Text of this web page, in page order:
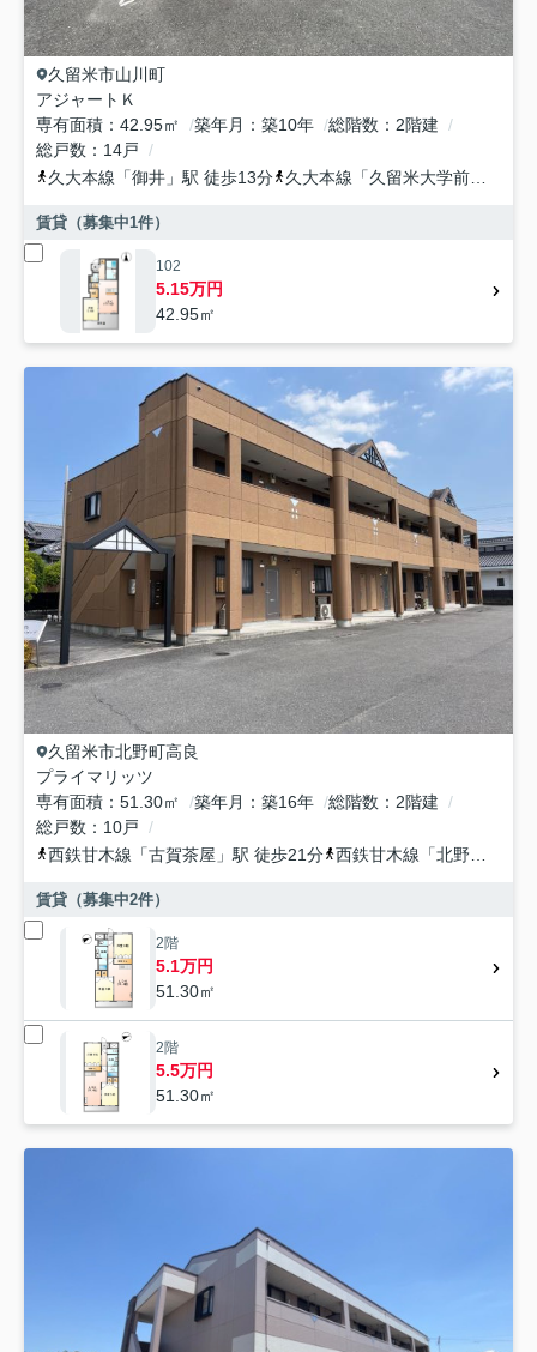
久留米市山川町
アジャートＫ
専有面積
42.95㎡ 築年月 築10年 総階数
2階建
総戸数
14戸
久大本線 「御井 」駅 徒歩13分 久大本線 「久留米大学前
賃貸（募集中1件）
102
5.15万円
42.95㎡
久留米市北野町高良
プライマリッツ
専有面積
51.30㎡ 築年月 築16年 総階数
2階建
総戸数
10戸
西鉄甘木線 「古賀茶屋 」駅 徒歩21分 西鉄甘木線 「北野
賃貸（募集中2件）
2階
5.1万円
51.30㎡
2階
5.5万円
51.30㎡